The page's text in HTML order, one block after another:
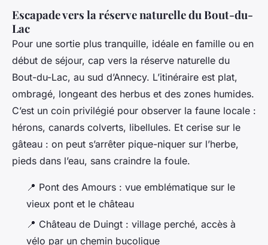
Escapade vers la réserve naturelle du Bout-du-
Lac
Pour une sortie plus tranquille, idéale en famille ou en
début de séjour, cap vers la réserve naturelle du
Bout-du-Lac, au sud d’Annecy. L’itinéraire est plat,
ombragé, longeant des herbus et des zones humides.
C’est un coin privilégié pour observer la faune locale :
hérons, canards colverts, libellules. Et cerise sur le
gâteau : on peut s’arrêter pique-niquer sur l’herbe,
pieds dans l’eau, sans craindre la foule.
📍 Pont des Amours : vue emblématique sur le
vieux pont et le château
📍 Château de Duingt : village perché, accès à
vélo par un chemin bucolique